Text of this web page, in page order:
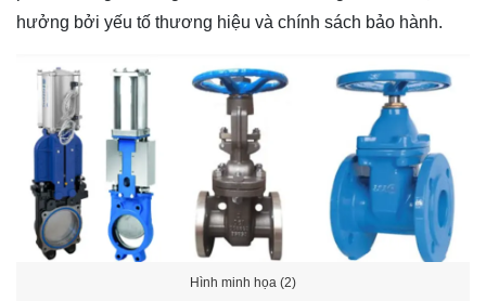
hưởng bởi yếu tố thương hiệu và chính sách bảo hành.
Hình minh họa (2)